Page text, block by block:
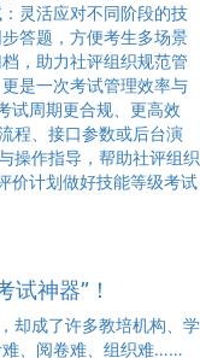
灵活应对不同阶段的技
答题，方便考生多场景
，助力社评组织规范管
是一次考试管理效率与
试周期更合规、更高效
程、接口参数或后台演
操作指导，帮助社评组织
价计划做好技能等级考试
神器”！
却成了许多教培机构、学
难、阅卷难、组织难……